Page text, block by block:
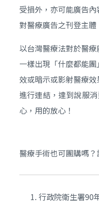
受損外，亦可能廣告
對醫療廣告之刊登主
以台灣醫療法對於醫
一樣出現「什麼都能
效或暗示或影射醫療
進行連結，達到說服
心，用的放心！
醫療手術也可團購嗎
行政院衛生署90